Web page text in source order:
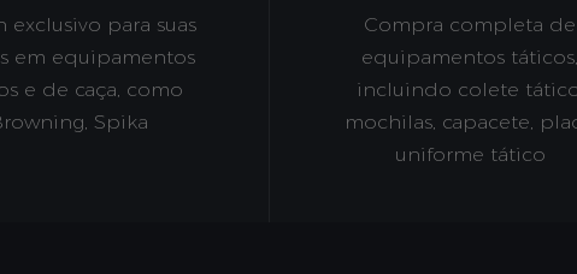
exclusivo para suas
em equipamentos
e de caça, como
Spika
Compra completa de
equipamentos táticos,
incluindo colete
mochilas, capacete,
uniforme tático